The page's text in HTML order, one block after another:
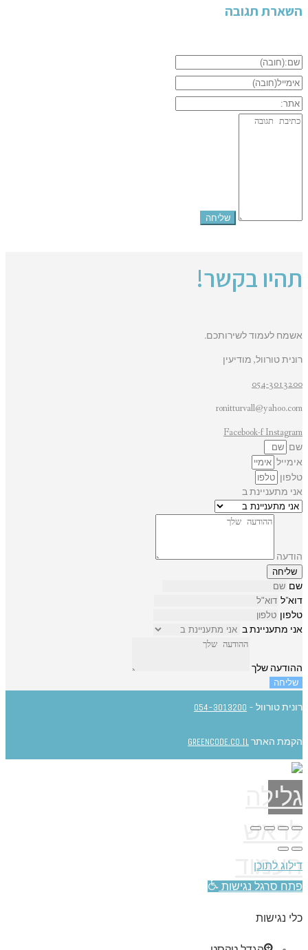
השארת תגובה
תהיו בקשר!
אשמח לעמוד לשירותכם.
רונית טורוול, מודיעין
054-3013200
ronitturvall@yahoo.com
Facebook-f Instagram
שם
אימייל
טלפון
אני מתעניינת ב
הודעה
שליחה
שם
דוא"ל
טלפון
אני מתעניינת ב
ההודעה שלך
שליחה
רונית טורוול - 054-3013200
הקמת האתרGREENCODE.CO.IL
גלילה
לראש
העמוד
דילוג לתוכן
פתח סרגל נגישות
כלי נגישות